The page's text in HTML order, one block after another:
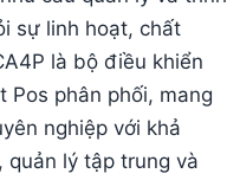
sự linh hoạt, chất
là bộ điều khiển
Pos phân phối, mang
nghiệp với khả
quản lý tập trung và